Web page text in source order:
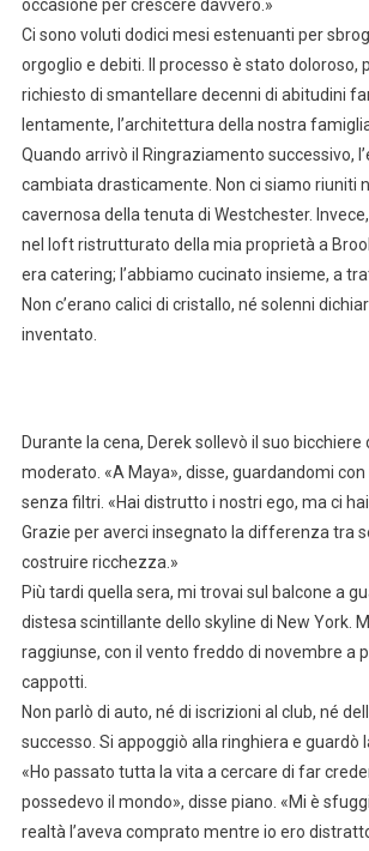
occasione per crescere davvero.»
Ci sono voluti dodici mesi estenuanti per
orgoglio e debiti. Il processo è stato doloroso,
richiesto di smantellare decenni di abitudini
lentamente, l’architettura della nostra
Quando arrivò il Ringraziamento successivo,
cambiata drasticamente. Non ci siamo riuniti
cavernosa della tenuta di Westchester.
nel loft ristrutturato della mia proprietà a
era catering; l’abbiamo cucinato insieme, a
Non c’erano calici di cristallo, né solenni
inventato.
Durante la cena, Derek sollevò il suo bicchiere
moderato. «A Maya», disse, guardandomi
senza filtri. «Hai distrutto i nostri ego, ma ci
Grazie per averci insegnato la differenza tra
costruire ricchezza.»
Più tardi quella sera, mi trovai sul balcone a
distesa scintillante dello skyline di New York.
raggiunse, con il vento freddo di novembre a
cappotti.
Non parlò di auto, né di iscrizioni al club, né
successo. Si appoggiò alla ringhiera e guardò
«Ho passato tutta la vita a cercare di far
possedevo il mondo», disse piano. «Mi è
realtà l’aveva comprato mentre io ero